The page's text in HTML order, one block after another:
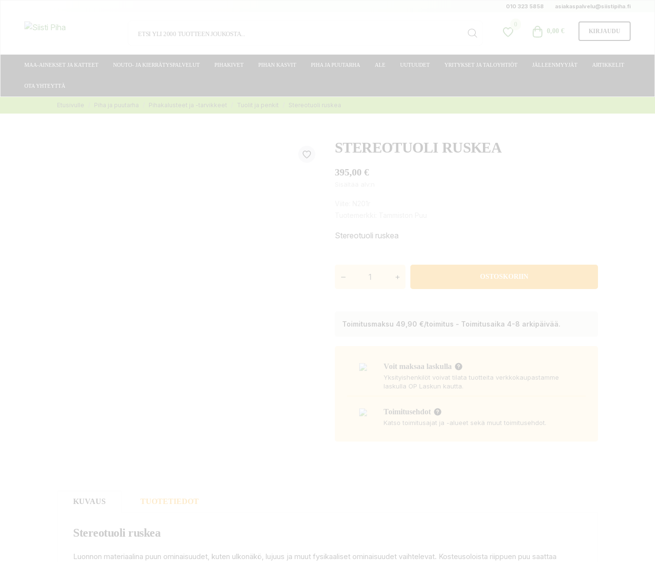
010 323 5858 asiakaspalvelu@siistipiha.fi
0
0,00 € KIRJAUDU
MAA-AINEKSET JA KATTEET NOUTO- JA KIERRÄTYSPALVELUT PIHAKIVET PIHAN KASVIT PIHA JA PUUTARHA ALE UUTUUDET YRITYKSET JA TALOYHTIÖT JÄLLEENMYYJÄT ARTIKKELIT
OTA YHTEYTTÄ
Etusivulle Piha ja puutarha Pihakalusteet ja -tarvikkeet Tuolit ja penkit Stereotuoli ruskea
STEREOTUOLI RUSKEA
395,00 €
Stereotuoli ruskea
– + OSTOSKORIIN
Toimitusmaksu 49,90 €/toimitus - Toimitusaika 4-8 arkipäivää.
Voit maksaa laskulla
Yksityishenkilöt voivat tilata tuotteita verkkokaupastamme
laskulla OP Laskun kautta.
Toimitusehdot
Katso toimitusajat ja -alueet sekä muut toimitusehdot.
KUVAUS TUOTETIEDOT
Stereotuoli ruskea
Luonnon materiaalina puun ominaisuudet, kuten ulkonäkö, lujuus ja muut fysikaaliset ominaisuudet vaihtelevat. Kosteusoloista riippuen puu saattaa